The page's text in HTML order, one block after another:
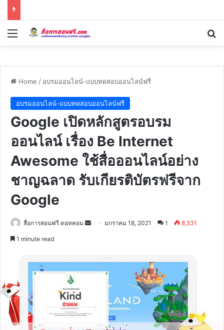
Menu
Home / อบรมออนไลน์-แบบทดสอบออนไลน์ฟรี
อบรมออนไลน์-แบบทดสอบออนไลน์ฟรี
Google เปิดหลักสูตรอบรม
ออนไลน์ เรื่อง Be Internet
Awesome ใช้สื่อออนไลน์อย่าง
ชาญฉลาด รับเกียรติบัตรฟรีจาก
Google
สื่อการสอนฟรี ดอทคอม
Sendมกราคม 18, 2021 1 8,531
1 minute read